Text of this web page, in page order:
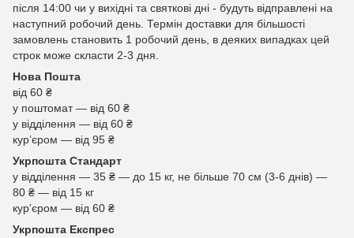
після 14:00 чи у вихідні та святкові дні - будуть відправлені на
наступний робочий день. Термін доставки для більшості
замовлень становить 1 робочий день, в деяких випадках цей
строк може скласти 2-3 дня.
Нова Пошта
від 60 ₴
у поштомат — від 60 ₴
у відділення — від 60 ₴
курʼєром — від 95 ₴
Укрпошта Стандарт
у відділення — 35 ₴ — до 15 кг, не більше 70 см (3-6 днів) —
80 ₴ — від 15 кг
курʼєром — від 60 ₴
Укрпошта Експрес